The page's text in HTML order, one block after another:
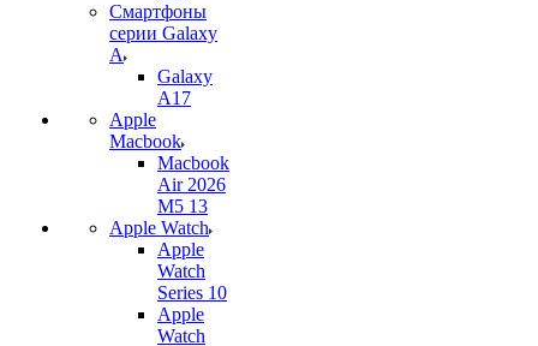
Смартфоны
серии Galaxy
A
Galaxy
A17
Apple
Macbook
Macbook
Air 2026
M5 13
Apple Watch
Apple
Watch
Series 10
Apple
Watch